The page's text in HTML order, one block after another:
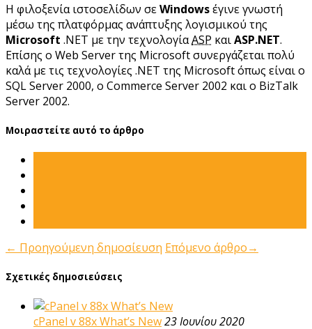
Η φιλοξενία ιστοσελίδων σεWindowsέγινε γνωστή
μέσω της πλατφόρμας ανάπτυξης λογισμικού της
Microsoft .NET με την τεχνολογίαASP καιASP.NET.
Επίσης ο Web Server της Microsoft συνεργάζεται πολύ
καλά με τις τεχνολογίες .ΝΕΤ της Microsoft όπως είναι ο
SQL Server 2000, ο Commerce Server 2002 και ο BizTalk
Server 2002.
Μοιραστείτε αυτό το άρθρο
← Προηγούμενη δημοσίευση Επόμενο άρθρο→
Σχετικές δημοσιεύσεις
cPanel v 88x What’s New23 Ιουνίου 2020